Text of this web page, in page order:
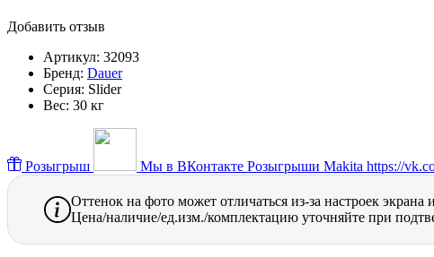
Добавить отзыв
Артикул: 32093
Бренд: Dauer
Серия: Slider
Вес: 30 кг
Розыгрыш Мы в ВКонтакте Розыгрыши Makita https://
Оттенок на фото может отличаться из-за настроек экрана
Цена/наличие/ед.изм./комплектацию уточняйте при